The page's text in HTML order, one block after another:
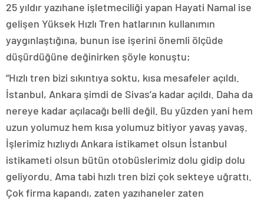
25 yıldır yazıhane işletmeciliği yapan Hayati Namal ise
gelişen Yüksek Hızlı Tren hatlarının kullanımın
yaygınlaştığına, bunun ise işerini önemli ölçüde
düşürdüğüne değinirken şöyle konuştu;
“Hızlı tren bizi sıkıntıya soktu, kısa mesafeler açıldı.
İstanbul, Ankara şimdi de Sivas’a kadar açıldı. Daha da
nereye kadar açılacağı belli değil. Bu yüzden yani hem
uzun yolumuz hem kısa yolumuz bitiyor yavaş yavaş.
İşlerimiz hızlıydı Ankara istikamet olsun İstanbul
istikameti olsun bütün otobüslerimiz dolu gidip dolu
geliyordu. Ama tabi hızlı tren bizi çok sekteye uğrattı.
Çok firma kapandı, zaten yazıhaneler zaten